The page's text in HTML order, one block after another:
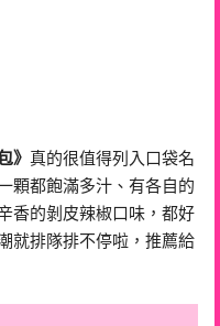
》 真的很值得列入口袋名
顆都飽滿多汁、有各自的
香的剝皮辣椒口味，都好
就排隊排不停啦，推薦給